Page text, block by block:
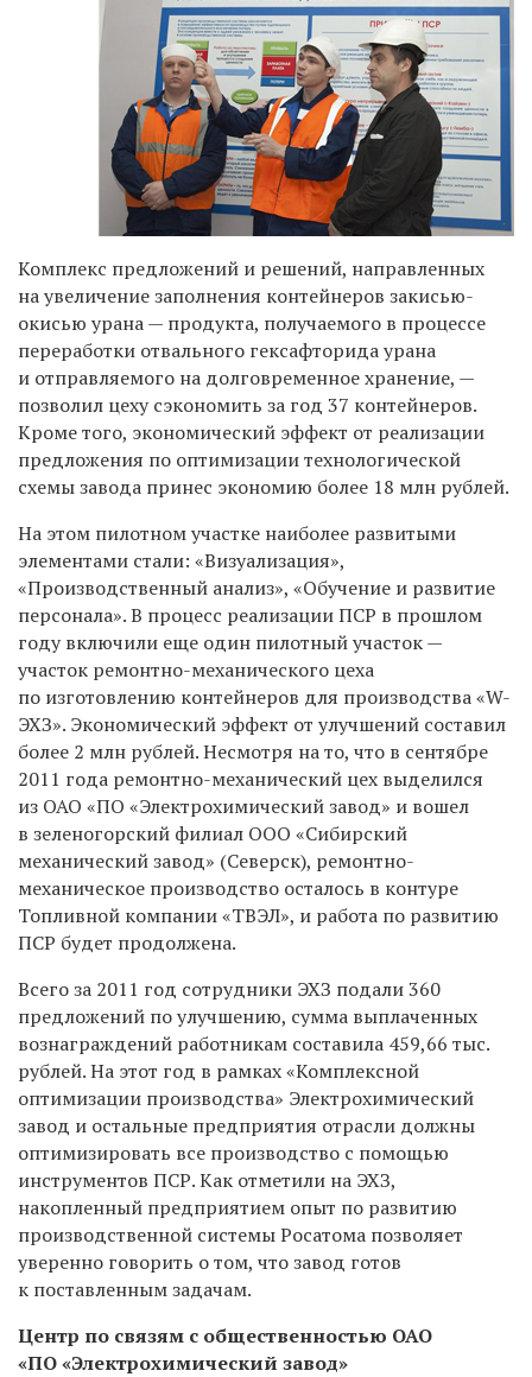
Комплекс предложений и решений, направленных
на увеличение заполнения контейнеров закисью-
окисью урана — продукта, получаемого в процессе
переработки отвального гексафторида урана
и отправляемого на долговременное хранение, —
позволил цеху сэкономить за год 37 контейнеров.
Кроме того, экономический эффект от реализации
предложения по оптимизации технологической
схемы завода принес экономию более 18 млн рублей.
На этом пилотном участке наиболее развитыми
элементами стали: «Визуализация»,
«Производственный анализ», «Обучение и развитие
персонала». В процесс реализации ПСР в прошлом
году включили еще один пилотный участок —
участок ремонтно-механического цеха
по изготовлению контейнеров для производства «W-
ЭХЗ». Экономический эффект от улучшений составил
более 2 млн рублей. Несмотря на то, что в сентябре
2011 года ремонтно-механический цех выделился
из ОАО «ПО «Электрохимический завод» и вошел
в зеленогорский филиал ООО «Сибирский
механический завод» (Северск), ремонтно-
механическое производство осталось в контуре
Топливной компании «ТВЭЛ», и работа по развитию
ПСР будет продолжена.
Всего за 2011 год сотрудники ЭХЗ подали 360
предложений по улучшению, сумма выплаченных
вознаграждений работникам составила 459,66 тыс.
рублей. На этот год в рамках «Комплексной
оптимизации производства» Электрохимический
завод и остальные предприятия отрасли должны
оптимизировать все производство с помощью
инструментов ПСР. Как отметили на ЭХЗ,
накопленный предприятием опыт по развитию
производственной системы Росатома позволяет
уверенно говорить о том, что завод готов
к поставленным задачам.
Центр по связям с общественностью ОАО
«ПО «Электрохимический завод»